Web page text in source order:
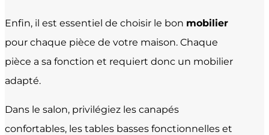
Enfin, il est essentiel de choisir le bon mobilier
pour chaque pièce de votre maison. Chaque
pièce a sa fonction et requiert donc un mobilier
adapté.
Dans le salon, privilégiez les canapés
confortables, les tables basses fonctionnelles et